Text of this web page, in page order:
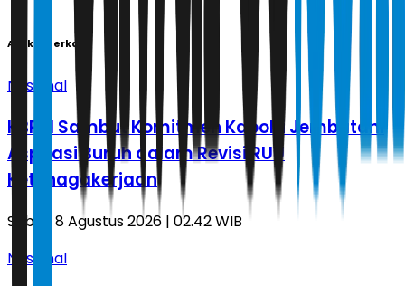
Artikel Terkait
Nasional
KBPBI Sambut Komitmen Kapolri Jembatani
Aspirasi Buruh dalam Revisi RUU
Ketenagakerjaan
Sabtu, 8 Agustus 2026 | 02.42 WIB
Nasional